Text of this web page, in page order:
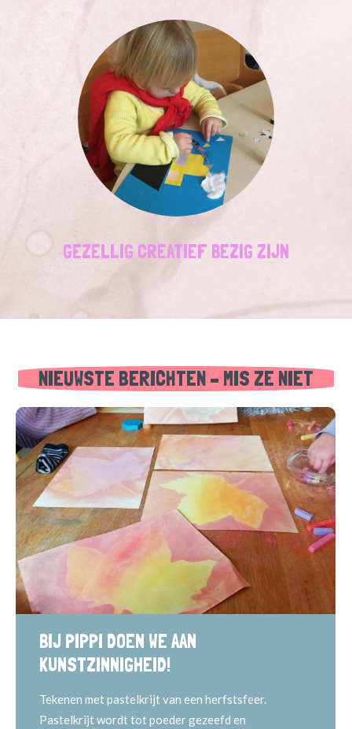
GEZELLIG CREATIEF BEZIG ZIJN
NIEUWSTE BERICHTEN – MIS ZE NIET
BIJ PIPPI DOEN WE AAN
KUNSTZINNIGHEID!
Tekenen met pastelkrijt van een herfstsfeer.
Pastelkrijt wordt tot poeder gezeefd en